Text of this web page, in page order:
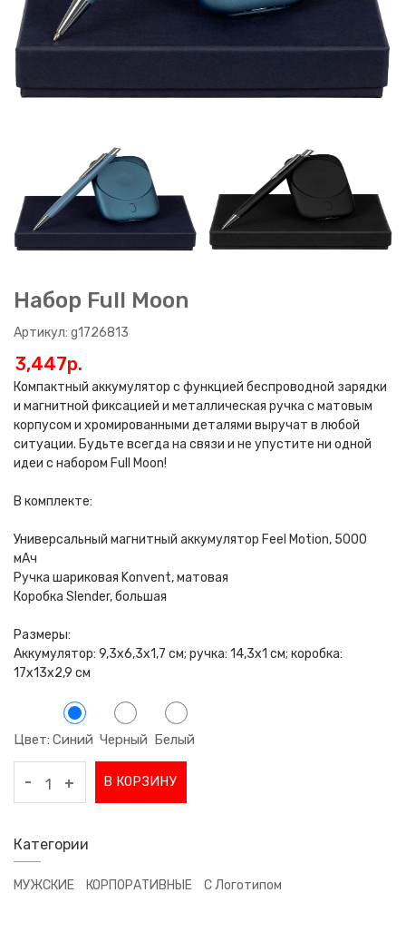
Набор Full Moon
Артикул: g1726813
3,447p.
Компактный аккумулятор с функцией беспроводной зарядки
и магнитной фиксацией и металлическая ручка с матовым
корпусом и хромированными деталями выручат в любой
ситуации. Будьте всегда на связи и не упустите ни одной
идеи с набором Full Moon!
В комплекте:
Универсальный магнитный аккумулятор Feel Motion, 5000
мАч
Ручка шариковая Konvent, матовая
Коробка Slender, большая
Размеры:
Аккумулятор: 9,3х6,3х1,7 см; ручка: 14,3х1 см; коробка:
17х13х2,9 см
Цвет: Синий Черный Белый
- + В КОРЗИНУ
Категории
МУЖСКИЕ КОРПОРАТИВНЫЕ С Логотипом